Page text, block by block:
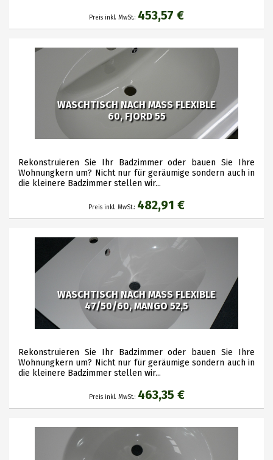
Preis inkl. MwSt.: 453,57 €
WASCHTISCH NACH MASS FLEXIBLE
60, FJORD 55
Rekonstruieren Sie Ihr Badzimmer oder bauen Sie Ihre
Wohnungkern um? Nicht nur für geräumige sondern auch in
die kleinere Badzimmer stellen wir...
Preis inkl. MwSt.: 482,91 €
WASCHTISCH NACH MASS FLEXIBLE
47/50/60, MANGO 52,5
Rekonstruieren Sie Ihr Badzimmer oder bauen Sie Ihre
Wohnungkern um? Nicht nur für geräumige sondern auch in
die kleinere Badzimmer stellen wir...
Preis inkl. MwSt.: 463,35 €